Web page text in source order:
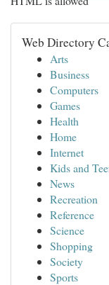
Web Directory
Arts
Business
Computers
Games
Health
Home
Internet
Kids and
News
Recreation
Reference
Science
Shopping
Society
Sports